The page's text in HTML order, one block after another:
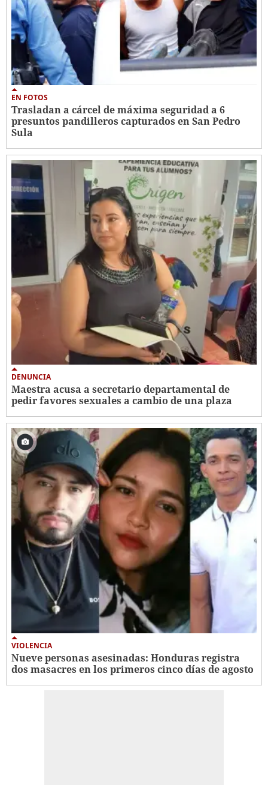
EN FOTOS
Trasladan a cárcel de máxima seguridad a 6
presuntos pandilleros capturados en San Pedro
Sula
DENUNCIA
Maestra acusa a secretario departamental de
pedir favores sexuales a cambio de una plaza
VIOLENCIA
Nueve personas asesinadas: Honduras registra
dos masacres en los primeros cinco días de agosto